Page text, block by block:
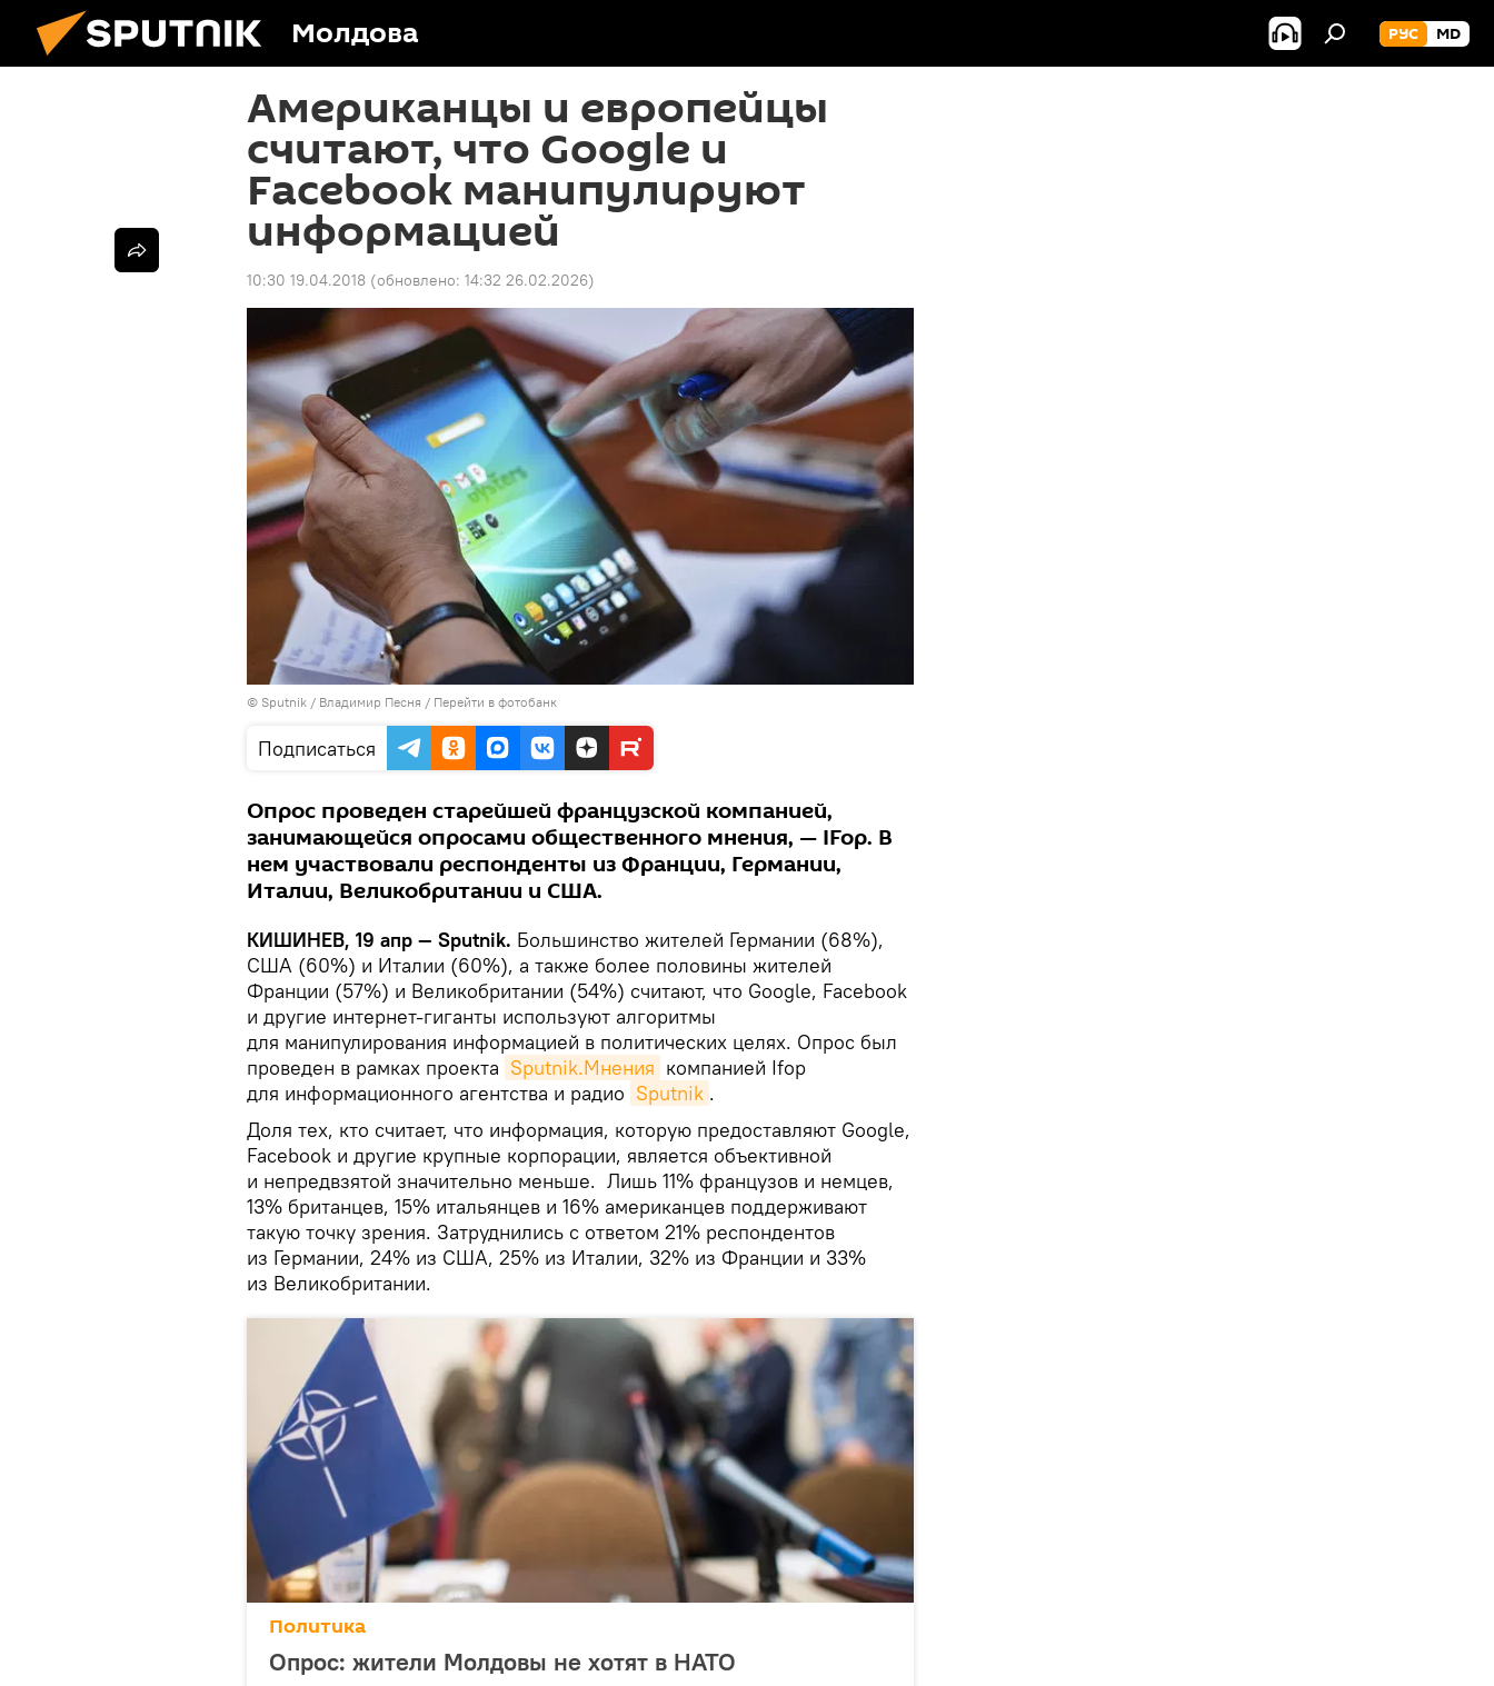
Молдова РУС MD
Американцы и европейцы
считают, что Google и
Facebook манипулируют
информацией
10:30 19.04.2018 (обновлено: 14:32 26.02.2026)
© Sputnik / Владимир Песня / Перейти в фотобанк
Подписаться
Опрос проведен старейшей французской компанией,
занимающейся опросами общественного мнения, — IFop. В
нем участвовали респонденты из Франции, Германии,
Италии, Великобритании и США.
КИШИНЕВ, 19 апр — Sputnik. Большинство жителей Германии (68%),
США (60%) и Италии (60%), а также более половины жителей
Франции (57%) и Великобритании (54%) считают, что Google, Facebook
и другие интернет-гиганты используют алгоритмы
для манипулирования информацией в политических целях. Опрос был
проведен в рамках проекта Sputnik.Мнения компанией Ifop
для информационного агентства и радио Sputnik .
Доля тех, кто считает, что информация, которую предоставляют Google,
Facebook и другие крупные корпорации, является объективной
и непредвзятой значительно меньше. Лишь 11% французов и немцев,
13% британцев, 15% итальянцев и 16% американцев поддерживают
такую точку зрения. Затруднились с ответом 21% респондентов
из Германии, 24% из США, 25% из Италии, 32% из Франции и 33%
из Великобритании.
Политика
Опрос: жители Молдовы не хотят в НАТО